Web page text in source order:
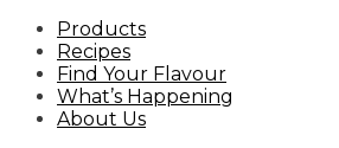
Products
Recipes
Find Your Flavour
What’s Happening
About Us